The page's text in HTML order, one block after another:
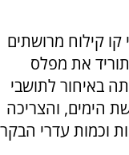
קו קילוח מרושתים
את מפלס
באיחור לתושבי
הימים, והצריכה
וכמות עדרי הבקר